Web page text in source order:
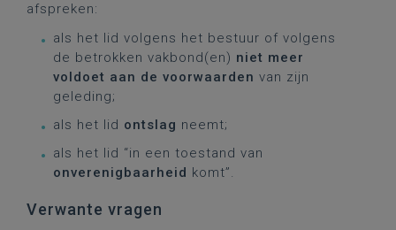
afspreken:
als het lid volgens het bestuur of volgens
de betrokken vakbond(en) niet meer
voldoet aan de voorwaarden van zijn
geleding;
als het lid ontslag neemt;
als het lid “in een toestand van
onverenigbaarheid komt”.
Verwante vragen